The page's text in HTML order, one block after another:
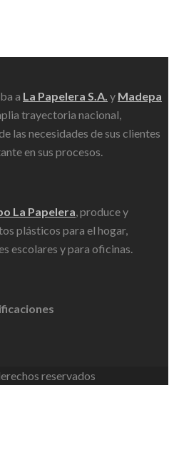
a La Papelera S.A. y Madepa
trayectoria nacional,
las necesidades de sus clientes
en sus procesos.
La Papelera, produce y
plásticos para el hogar,
escolares y para oficinas.
reservados